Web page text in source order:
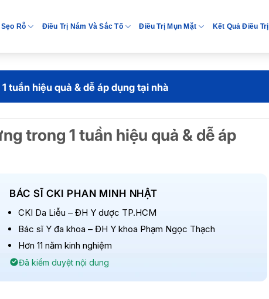
Rỗ Điều Trị Nám Và Sắc Tố Điều Trị Mụn Mặt Kết Quả Điều Trị
tuần hiệu quả & dễ áp dụng tại nhà
trong 1 tuần hiệu quả & dễ áp
BÁC SĨ CKI PHAN MINH NHẬT
CKI Da Liễu – ĐH Y dược TP.HCM
Bác sĩ Y đa khoa – ĐH Y khoa Phạm Ngọc Thạch
Hơn 11 năm kinh nghiệm
Đã kiểm duyệt nội dung